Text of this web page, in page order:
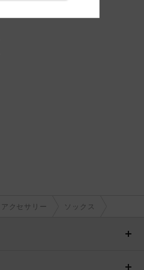
アクセサリー ソックス